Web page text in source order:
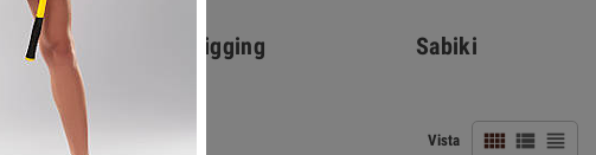
Vertical e Light Jigging Sabiki
Vista   